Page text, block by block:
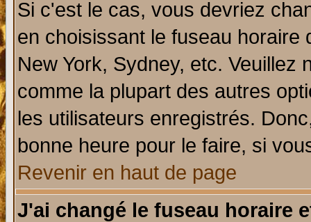
Si c'est le cas, vous devriez
en choisissant le fuseau
New York, Sydney, etc. Veuillez
comme la plupart des autres
les utilisateurs enregistrés.
bonne heure pour le faire, si
Revenir en haut de page
J'ai changé le fuseau horaire